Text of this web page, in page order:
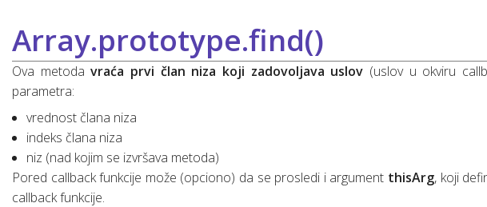
Array.prototype.find()
Ova metodavraća prvi član niza koji zadovoljava uslov (uslov u okviru
parametra:
vrednost člana niza
indeks člana niza
niz (nad kojim se izvršava metoda)
Pored callback funkcije može (opciono) da se prosledi i argument thisArg, koji
callback funkcije.